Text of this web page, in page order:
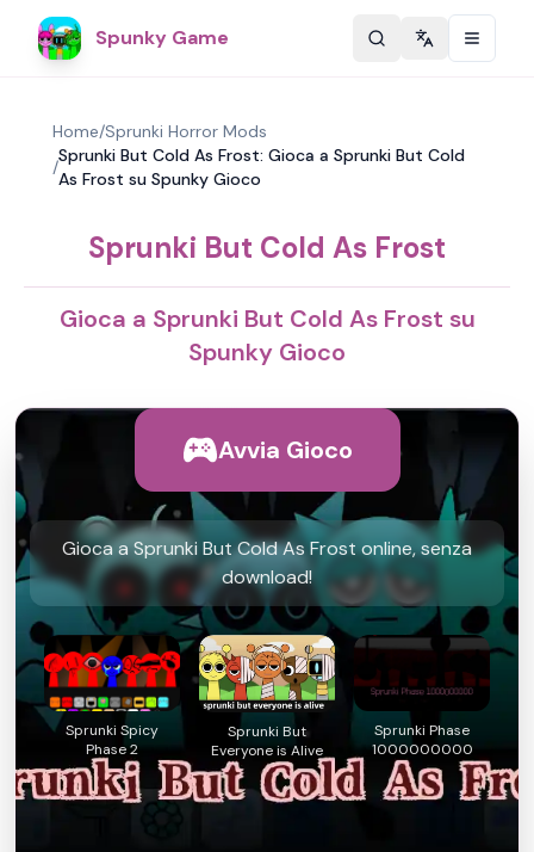
Spunky Game Change
Home/Sprunki Horror Mods
/
Sprunki But Cold As Frost: Gioca a Sprunki But Cold
As Frost su Spunky Gioco
Sprunki But Cold As Frost
Gioca a Sprunki But Cold As Frost su
Spunky Gioco
Avvia Gioco
Gioca a Sprunki But Cold As Frost online, senza
download!
Sprunki Spicy
Phase 2
Sprunki But
Everyone is Alive
Sprunki Phase
1000000000